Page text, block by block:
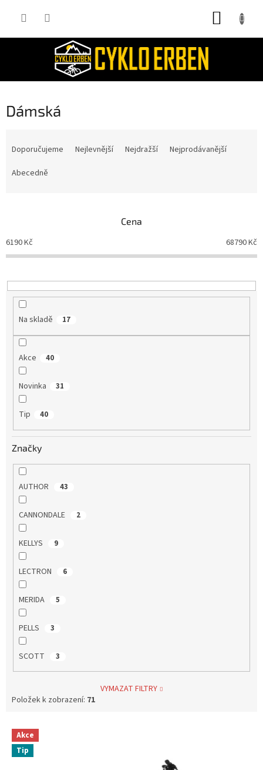
Dámská
o
d
k
t
Doporučujeme Nejlevnější Nejdražší
Nejprodávanější
Abecedně
Cena
6190Kč 68790Kč
Na skladě 17
Akce 40
Novinka 31
Tip 40
Značky
AUTHOR 43
CANNONDALE 2
KELLYS 9
LECTRON 6
MERIDA 5
PELLS 3
SCOTT 3
VYMAZAT FILTRY
Položek k zobrazení: 71
V
p
Akce
Tip